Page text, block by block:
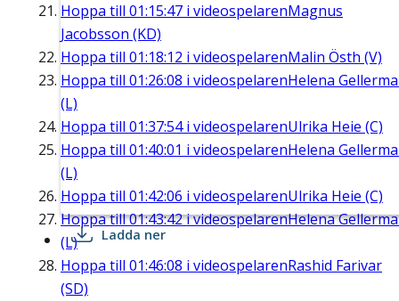
Hoppa till 01:15:47 i videospelarenMagnus
Jacobsson (KD)
Hoppa till 01:18:12 i videospelarenMalin Östh (V)
Hoppa till 01:26:08 i videospelarenHelena
(L)
Hoppa till 01:37:54i videospelarenUlrika Heie (C)
Hoppa till 01:40:01 i videospelarenHelena
(L)
Hoppa till 01:42:06 i videospelarenUlrika Heie (C)
Hoppa till01:43:42i videospelarenHelena
(L)
Hoppa till 01:46:08 i videospelarenRashid Farivar
(SD)
Ladda ner